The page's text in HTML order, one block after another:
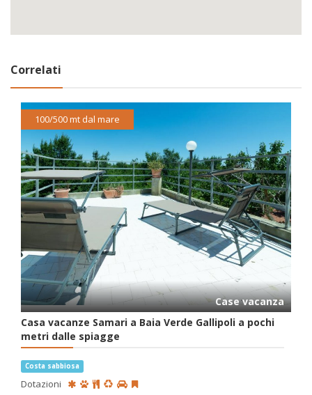
Correlati
100/500 mt dal mare
Case vacanza
Casa vacanze Samari a Baia Verde Gallipoli a pochi
metri dalle spiagge
Costa sabbiosa
Dotazioni